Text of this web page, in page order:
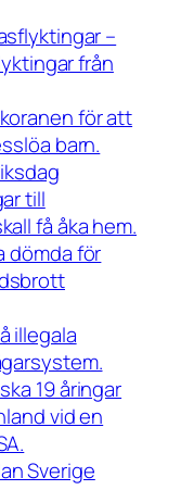
–
från
för att
barn.
till
få åka hem.
dömda för
illegala
19 åringar
vid en
Sverige